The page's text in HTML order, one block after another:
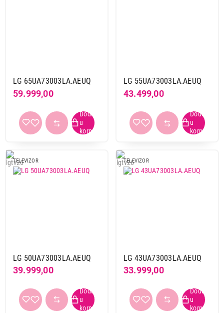
LG 65UA73003LA.AEUQ
59.999,00
LG 55UA73003LA.AEUQ
43.499,00
TELEVIZOR
LG 50UA73003LA.AEUQ
39.999,00
TELEVIZOR
LG 43UA73003LA.AEUQ
33.999,00